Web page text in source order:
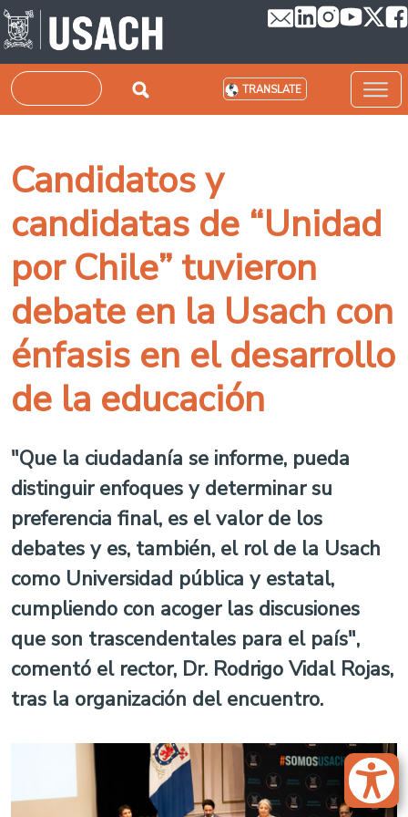
Skip to main content
Search TRANSLATE
Candidatos y
candidatas de “Unidad
por Chile” tuvieron
debate en la Usach con
énfasis en el desarrollo
de la educación
"Que la ciudadanía se informe, pueda
distinguir enfoques y determinar su
preferencia final, es el valor de los
debates y es, también, el rol de la Usach
como Universidad pública y estatal,
cumpliendo con acoger las discusiones
que son trascendentales para el país",
comentó el rector, Dr. Rodrigo Vidal Rojas,
tras la organización del encuentro.